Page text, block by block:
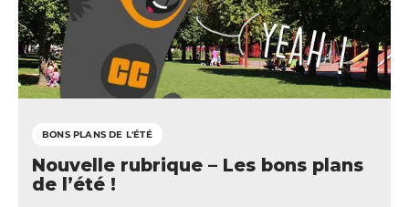
BONS PLANS DE L'ÉTÉ
Nouvelle rubrique – Les bons plans
de l’été !